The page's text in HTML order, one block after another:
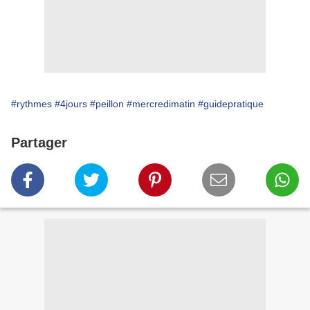
#rythmes #4jours #peillon #mercredimatin #guidepratique
Partager